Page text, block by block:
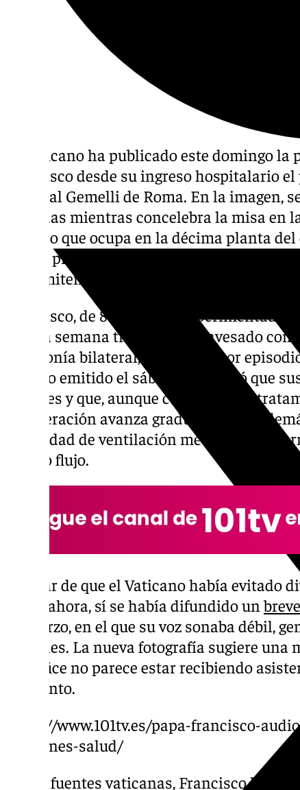
El Vaticano ha publicado este domingo
Francisco desde su ingreso hospitalario
hospital Gemelli de Roma. En la imagen,
espaldas mientras concelebra la misa
privado que ocupa en la décima planta
que se pretende reflejar la cierta mejoría
transmiten en los partes médicos y los
Francisco, de 88 años, ha experimentado
última semana tras haber atravesado
neumonía bilateral, agravadas por
médico emitido el sábado confirmó que
estables y que, aunque continúa con
recuperación avanza gradualmente.
necesidad de ventilación mecánica
de alto flujo.
A pesar de que el Vaticano había evitado
hasta ahora, sí se había difundido un
de marzo, en el que su voz sonaba débil,
los fieles. La nueva fotografía sugiere
Pontífice no parece estar recibiendo
momento.
https://www.101tv.es/papa-francisco-
oraciones-salud/
Según fuentes vaticanas, Francisco ha